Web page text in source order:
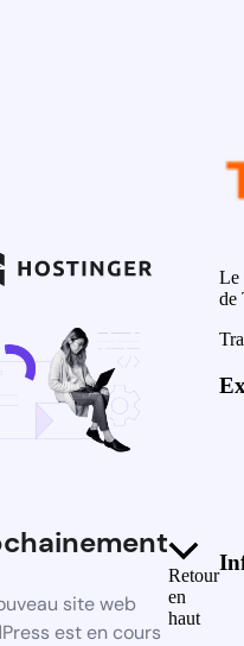
site web
est en cours
Retour
en
haut
Le
de